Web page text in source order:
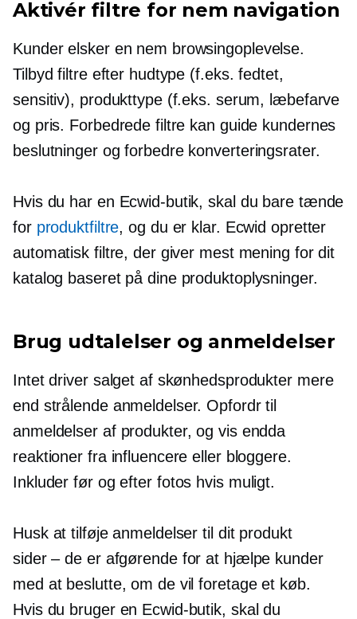
Aktivér filtre for nem navigation
Kunder elsker en nem browsingoplevelse.
Tilbyd filtre efter hudtype (f.eks. fedtet,
sensitiv), produkttype (f.eks. serum, læbefarve
og pris. Forbedrede filtre kan guide kundernes
beslutninger og forbedre konverteringsrater.
Hvis du har en Ecwid-butik, skal du bare tænde
for produktfiltre, og du er klar. Ecwid opretter
automatisk filtre, der giver mest mening for dit
katalog baseret på dine produktoplysninger.
Brug udtalelser og anmeldelser
Intet driver salget af skønhedsprodukter mere
end strålende anmeldelser. Opfordr til
anmeldelser af produkter, og vis endda
reaktioner fra influencere eller bloggere.
Inkluderfør og efterfotos hvis muligt.
Husk at tilføje anmeldelser til dit produkt
sider – de erafgørende for at hjælpe kunder
med at beslutte, om de vil foretage et køb.
Hvis du bruger en Ecwid-butik, skal du